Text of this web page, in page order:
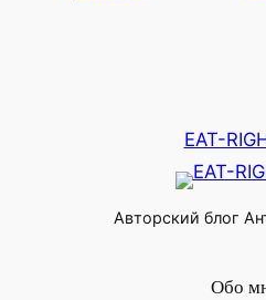
EAT-
Авторский блог
Обо